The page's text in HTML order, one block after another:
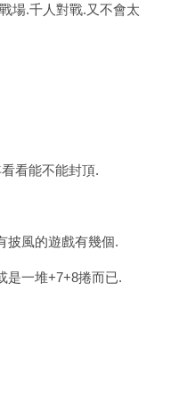
場.千人對戰.又不會太
看能不能封頂.
披風的遊戲有幾個.
是一堆+7+8捲而已.